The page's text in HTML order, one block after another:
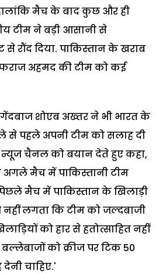
मैच के बाद कुछ और ही
टीम ने बड़ी आसानी से
से रौंद दिया. पाकिस्तान के खराब
अहमद की टीम को कई
शोएब अख्तर ने भी भारत के
पहले अपनी टीम को सलाह दी
चैनल को बयान देते हुए कहा,
मैच में पाकिस्तानी टीम
मैच में पाकिस्तान के खिलाड़ी
लगता कि टीम को जल्दबाजी
को हार से हतोत्साहित नहीं
को क्रीज पर टिक 50
चाहिए.'